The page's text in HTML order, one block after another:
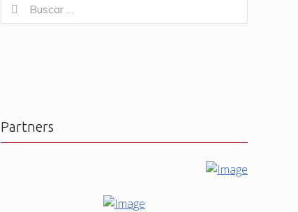
for:
Buscar
Partners